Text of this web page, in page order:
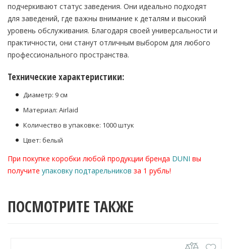
подчеркивают статус заведения. Они идеально подходят
для заведений, где важны внимание к деталям и высокий
уровень обслуживания. Благодаря своей универсальности и
практичности, они станут отличным выбором для любого
профессионального пространства.
Технические характеристики:
Диаметр: 9 см
Материал: Airlaid
Количество в упаковке: 1000 штук
Цвет: белый
При покупке коробки любой продукции бренда DUNI вы
получите упаковку подтарельников за 1 рубль!
ПОСМОТРИТЕ ТАКЖЕ